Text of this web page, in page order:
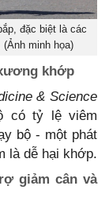
đặc biệt là các
minh họa)
khớp
& Science
có tỷ lệ viêm
bộ - một phát
là dễ hại khớp.
giảm cân và